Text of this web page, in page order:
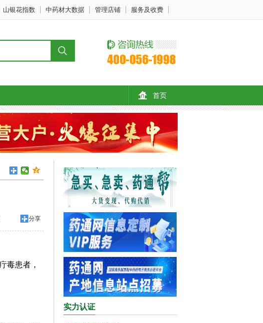
山银花指数 中药材大数据 管理店铺 服务及收费
首页
分享
毒患者，
实力认证